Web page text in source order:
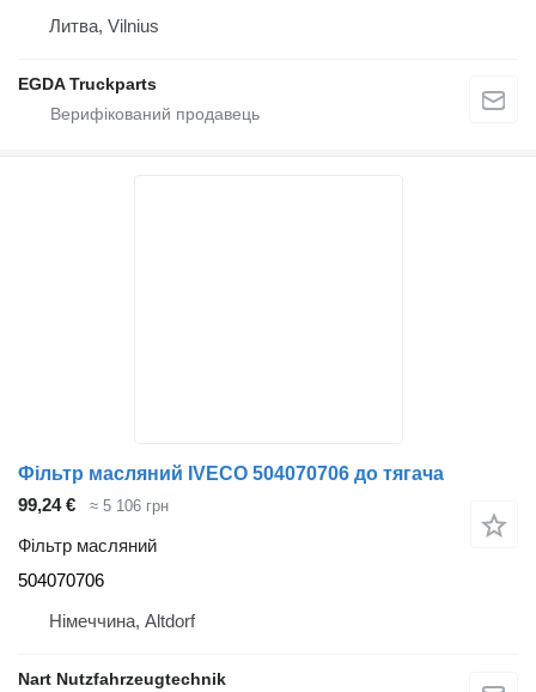
Литва, Vilnius
EGDA Truckparts
Фільтр масляний IVECO 504070706 до тягача
99,24 €
≈ 5 106 грн
Фільтр масляний
504070706
Німеччина, Altdorf
Nart Nutzfahrzeugtechnik